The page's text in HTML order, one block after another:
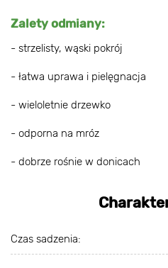
Zalety odmiany:
- strzelisty, wąski pokrój
- łatwa uprawa i pielęgnacja
- wieloletnie drzewko
- odporna na mróz
- dobrze rośnie w donicach
Czas sadzenia: